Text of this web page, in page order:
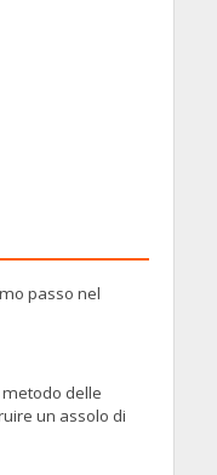
passo nel
delle
un assolo di